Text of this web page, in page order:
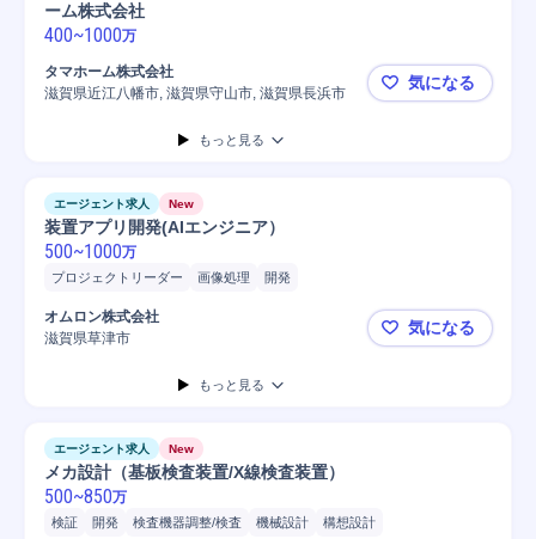
ーム株式会社
400~1000万
タマホーム株式会社
滋賀県近江八幡市, 滋賀県守山市, 滋賀県長浜市
【滋賀県
気になる
もっと見る
エージェント求人 New
装置アプリ開発(AIエンジニア）
500~1000万
プロジェクトリーダー 画像処理 開発
オムロン株式会社
滋賀県草津市
装置アプリ
気になる
もっと見る
エージェント求人 New
メカ設計（基板検査装置/X線検査装置）
500~850万
検証 開発 検査機器調整/検査 機械設計 構想設計